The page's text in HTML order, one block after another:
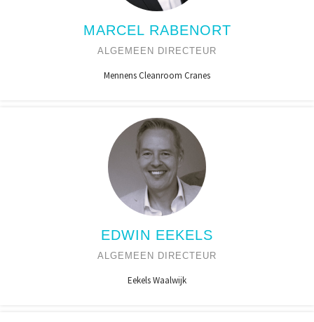
MARCEL RABENORT
ALGEMEEN DIRECTEUR
Mennens Cleanroom Cranes
EDWIN EEKELS
ALGEMEEN DIRECTEUR
Eekels Waalwijk